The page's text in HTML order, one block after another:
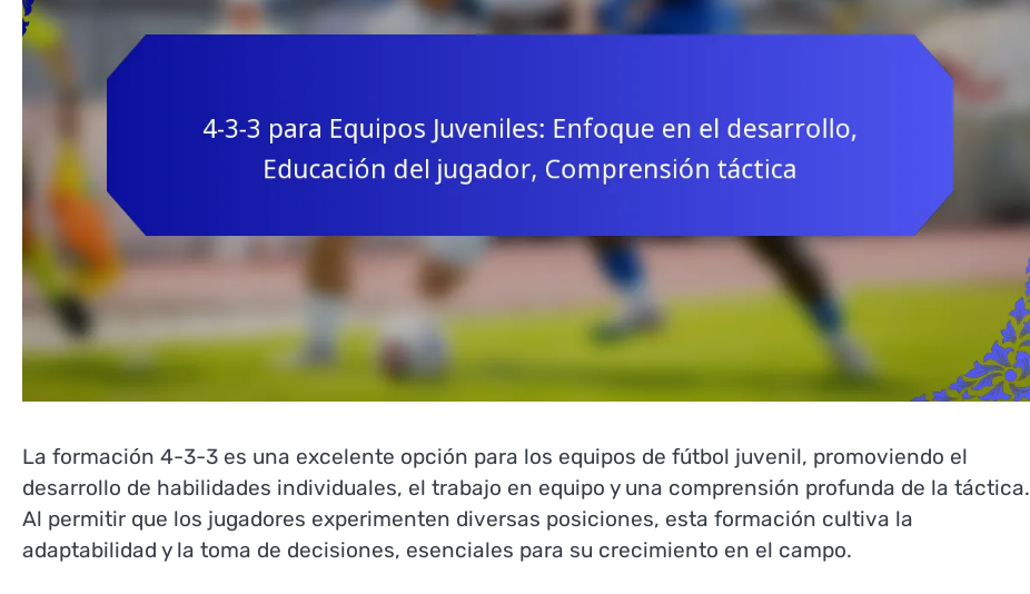
La formación 4-3-3 es una excelente opción para los equipos de fútbol juvenil, promoviendo el
desarrollo de habilidades individuales, el trabajo en equipo y una comprensión profunda de la táctica.
Al permitir que los jugadores experimenten diversas posiciones, esta formación cultiva la
adaptabilidad y la toma de decisiones, esenciales para su crecimiento en el campo.